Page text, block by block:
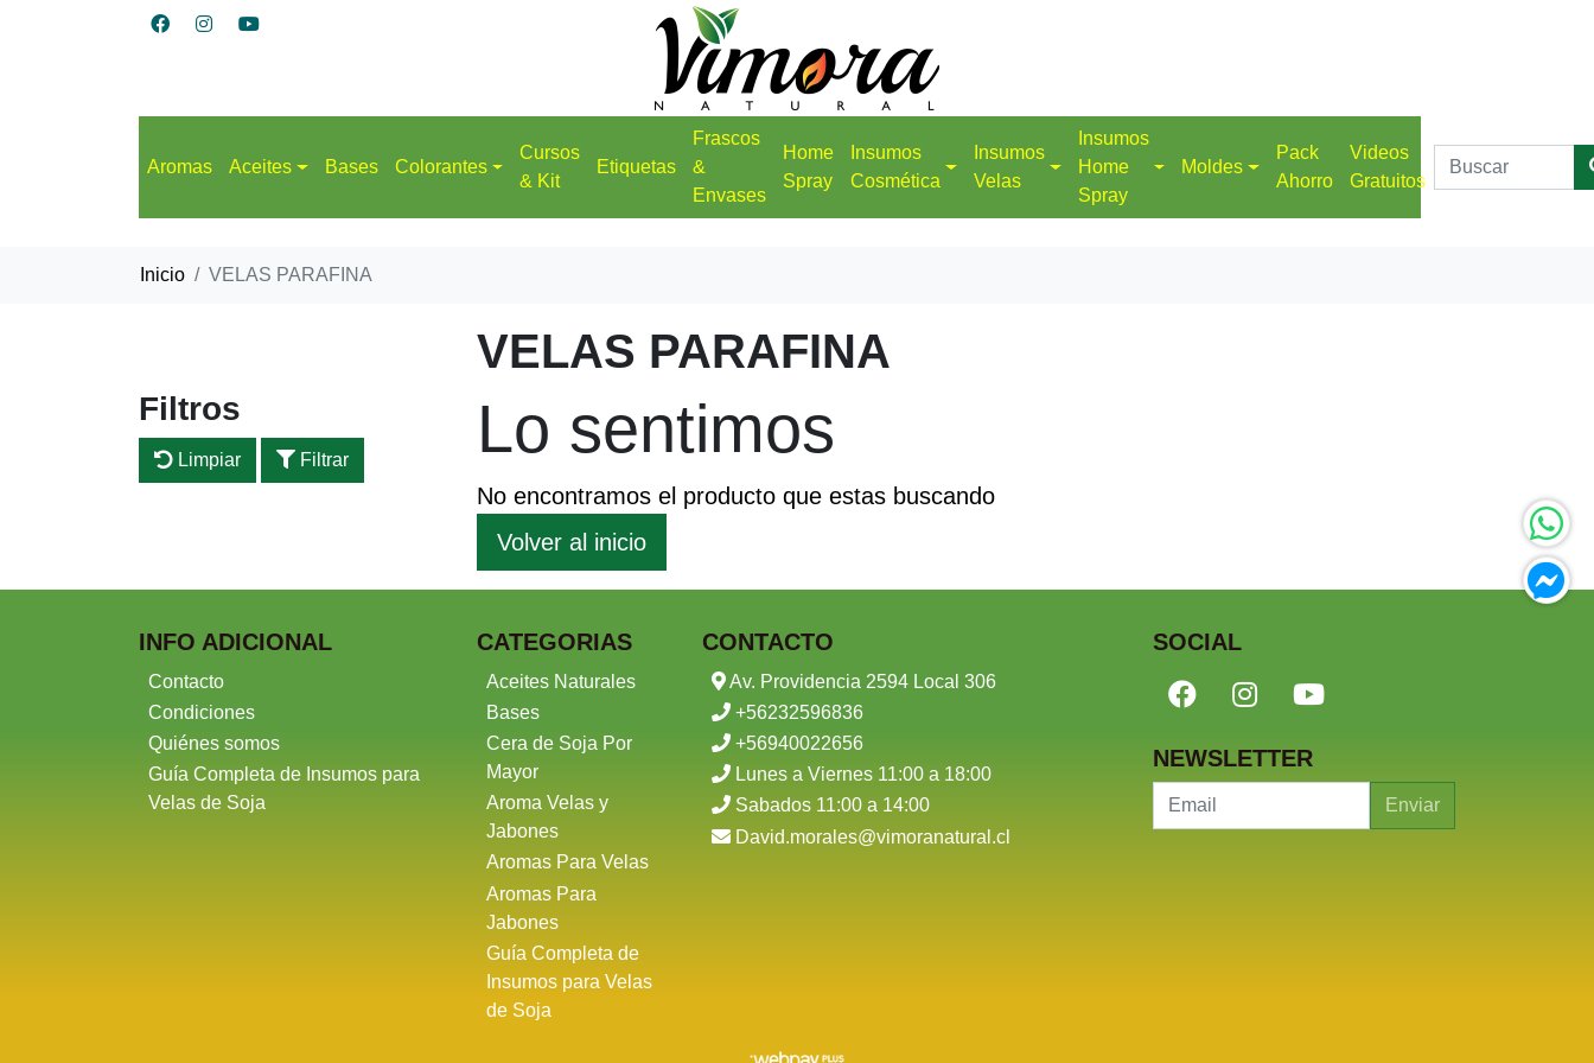
Aromas Aceites Bases Colorantes
Cursos
& Kit
Etiquetas
Frascos
&
Envases
Home
Spray
Insumos
Cosmética
Insumos
Velas
Insumos
Home
Spray
Moldes
Pack
Ahorro
Videos
Gratuitos
Inicio VELAS PARAFINA
VELAS PARAFINA
Filtros
Limpiar Filtrar Lo sentimos
No encontramos el producto que estas buscando
Volver al inicio
INFO ADICIONAL
Contacto
Condiciones
Quiénes somos
Guía Completa de Insumos para
Velas de Soja
CATEGORIAS
Aceites Naturales
Bases
Cera de Soja Por
Mayor
Aroma Velas y
Jabones
Aromas Para Velas
Aromas Para
Jabones
Guía Completa de
Insumos para Velas
de Soja
CONTACTO
Av. Providencia 2594 Local 306
+56232596836
+56940022656
Lunes a Viernes 11:00 a 18:00
Sabados 11:00 a 14:00
David.morales@vimoranatural.cl
SOCIAL
NEWSLETTER
Enviar